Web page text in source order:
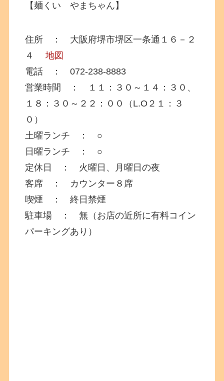
【麺くい やまちゃん】
住所 ： 大阪府堺市堺区一条通１６－２
４地図
電話 ： 072-238-8883
営業時間 ： １１：３０～１４：３０、
１８：３０～２２：００（L.O２１：３
０）
土曜ランチ ： ○
日曜ランチ ： ○
定休日 ： 火曜日、月曜日の夜
客席 ： カウンター８席
喫煙 ： 終日禁煙
駐車場 ： 無（お店の近所に有料コイン
パーキングあり）